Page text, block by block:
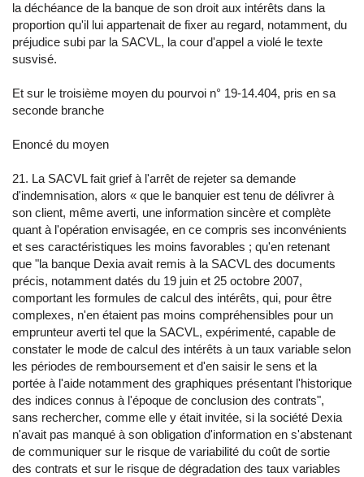
la déchéance de la banque de son droit aux intérêts dans la
proportion qu'il lui appartenait de fixer au regard, notamment, du
préjudice subi par la SACVL, la cour d'appel a violé le texte
susvisé.
Et sur le troisième moyen du pourvoi n° 19-14.404, pris en sa
seconde branche
Enoncé du moyen
21. La SACVL fait grief à l'arrêt de rejeter sa demande
d'indemnisation, alors « que le banquier est tenu de délivrer à
son client, même averti, une information sincère et complète
quant à l'opération envisagée, en ce compris ses inconvénients
et ses caractéristiques les moins favorables ; qu'en retenant
que "la banque Dexia avait remis à la SACVL des documents
précis, notamment datés du 19 juin et 25 octobre 2007,
comportant les formules de calcul des intérêts, qui, pour être
complexes, n'en étaient pas moins compréhensibles pour un
emprunteur averti tel que la SACVL, expérimenté, capable de
constater le mode de calcul des intérêts à un taux variable selon
les périodes de remboursement et d'en saisir le sens et la
portée à l'aide notamment des graphiques présentant l'historique
des indices connus à l'époque de conclusion des contrats",
sans rechercher, comme elle y était invitée, si la société Dexia
n'avait pas manqué à son obligation d'information en s'abstenant
de communiquer sur le risque de variabilité du coût de sortie
des contrats et sur le risque de dégradation des taux variables